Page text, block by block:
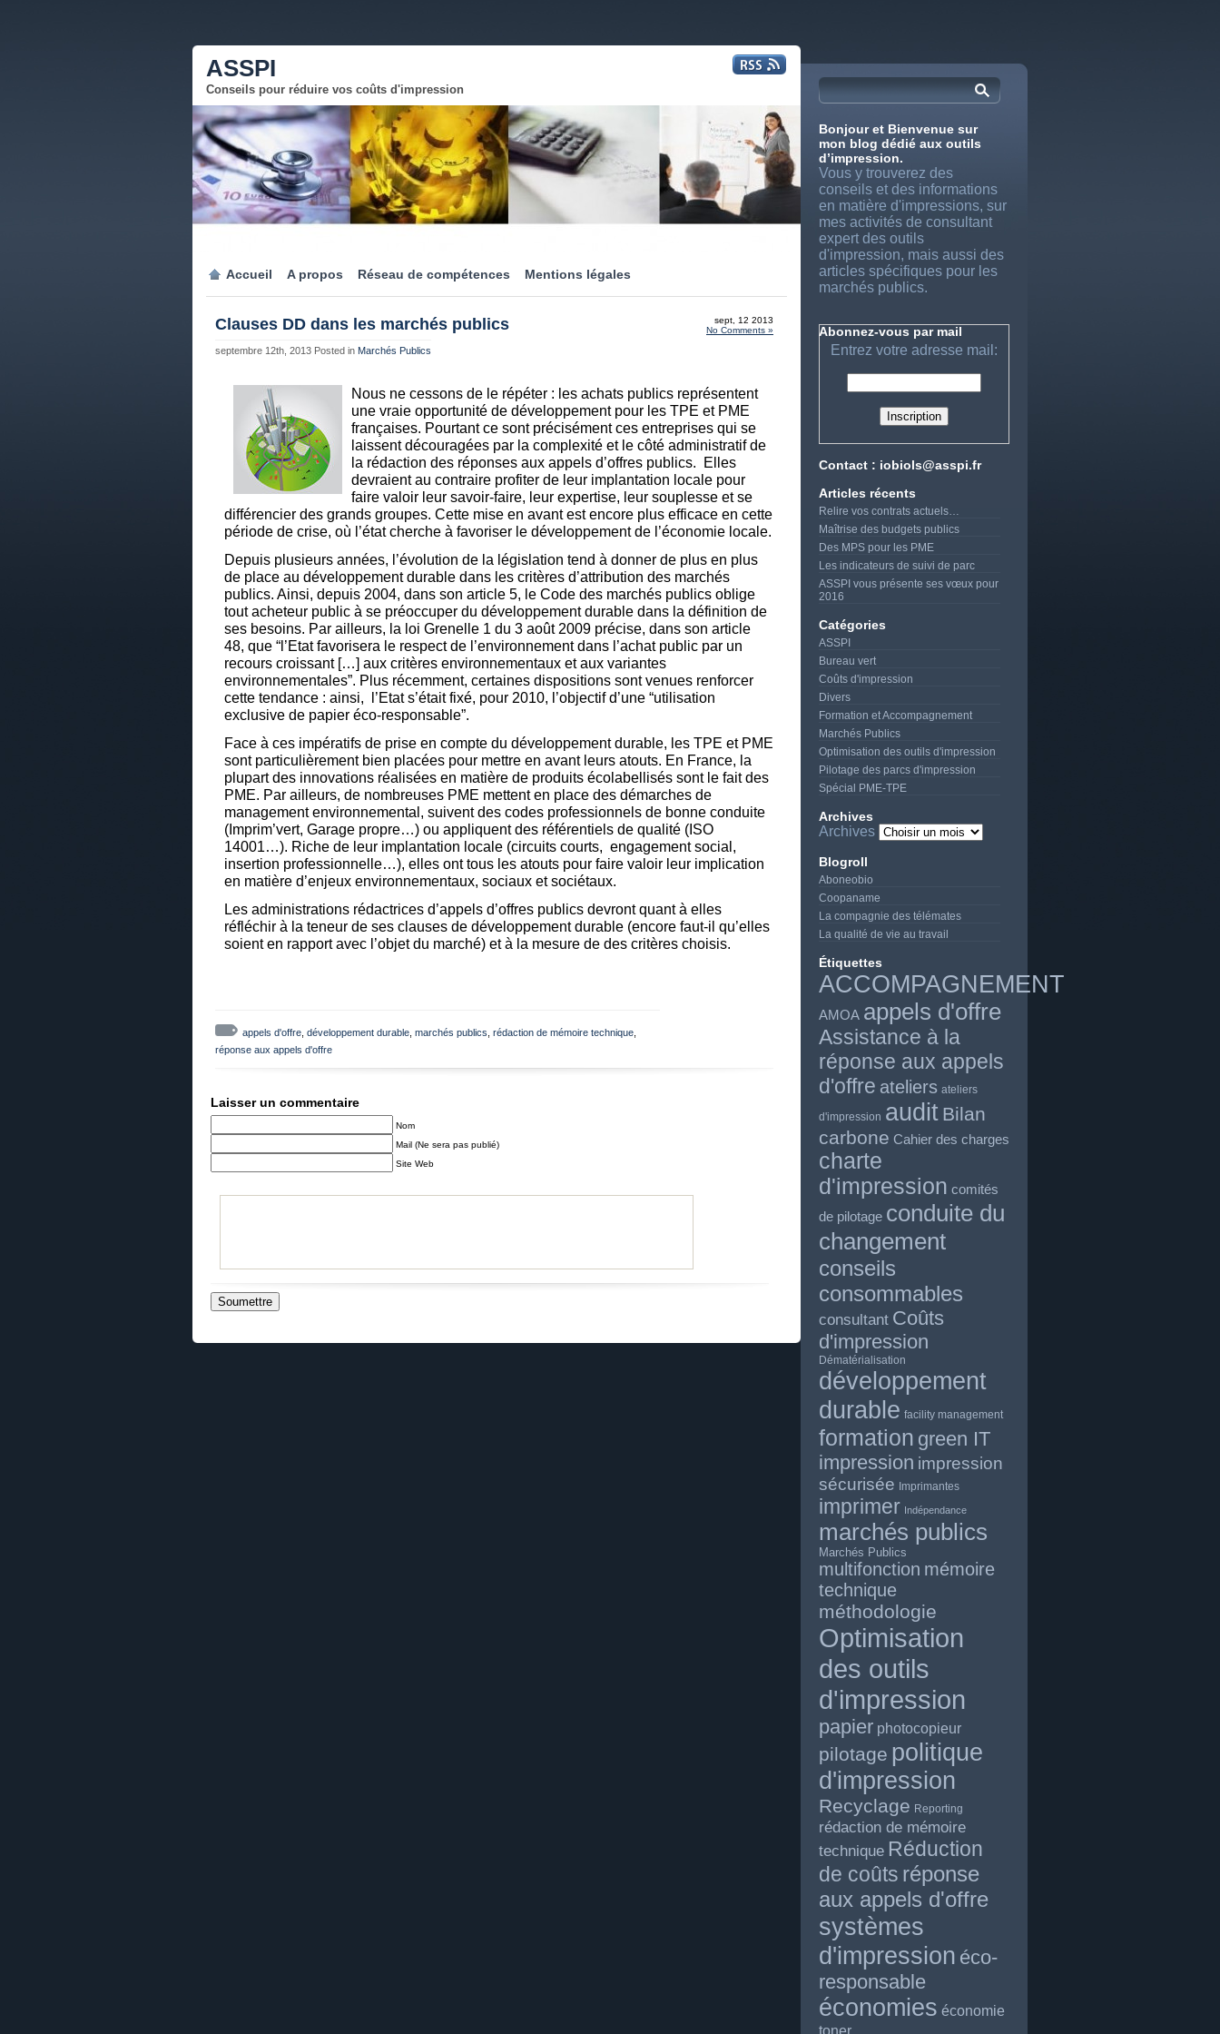
ASSPI
Conseils pour réduire vos coûts d'impression
Accueil A propos Réseau de compétences Mentions légales
Clauses DD dans les marchés publics
septembre 12th, 2013 Posted in Marchés Publics
sept, 12 2013
No Comments »
Nous ne cessons de le répéter : les achats publics représentent
une vraie opportunité de développement pour les TPE et PME
françaises. Pourtant ce sont précisément ces entreprises qui se
laissent découragées par la complexité et le côté administratif de
la rédaction des réponses aux appels d’offres publics. Elles
devraient au contraire profiter de leur implantation locale pour
faire valoir leur savoir-faire, leur expertise, leur souplesse et se
différencier des grands groupes. Cette mise en avant est encore plus efficace en cette
période de crise, où l’état cherche à favoriser le développement de l’économie locale.
Depuis plusieurs années, l’évolution de la législation tend à donner de plus en plus
de place au développement durable dans les critères d’attribution des marchés
publics. Ainsi, depuis 2004, dans son article 5, le Code des marchés publics oblige
tout acheteur public à se préoccuper du développement durable dans la définition de
ses besoins. Par ailleurs, la loi Grenelle 1 du 3 août 2009 précise, dans son article
48, que “l’Etat favorisera le respect de l’environnement dans l’achat public par un
recours croissant […] aux critères environnementaux et aux variantes
environnementales”. Plus récemment, certaines dispositions sont venues renforcer
cette tendance : ainsi, l’Etat s’était fixé, pour 2010, l’objectif d’une “utilisation
exclusive de papier éco-responsable”.
Face à ces impératifs de prise en compte du développement durable, les TPE et PME
sont particulièrement bien placées pour mettre en avant leurs atouts. En France, la
plupart des innovations réalisées en matière de produits écolabellisés sont le fait des
PME. Par ailleurs, de nombreuses PME mettent en place des démarches de
management environnemental, suivent des codes professionnels de bonne conduite
(Imprim’vert, Garage propre…) ou appliquent des référentiels de qualité (ISO
14001…). Riche de leur implantation locale (circuits courts, engagement social,
insertion professionnelle…), elles ont tous les atouts pour faire valoir leur implication
en matière d’enjeux environnementaux, sociaux et sociétaux.
Les administrations rédactrices d’appels d’offres publics devront quant à elles
réfléchir à la teneur de ses clauses de développement durable (encore faut-il qu’elles
soient en rapport avec l’objet du marché) et à la mesure de des critères choisis.
appels d'offre développement durable marchés publics rédaction de mémoire technique
réponse aux appels d'offre
Laisser un commentaire
Nom
Mail (Ne sera pas publié)
Site Web
Bonjour et Bienvenue sur
mon blog dédié aux outils
d’impression.
Vous y trouverez des
conseils et des informations
en matière d'impressions, sur
mes activités de consultant
expert des outils
d'impression, mais aussi des
articles spécifiques pour les
marchés publics.
Abonnez-vous par mail
Entrez votre adresse mail:
Contact : iobiols@asspi.fr
Articles récents
Relire vos contrats actuels…
Maîtrise des budgets publics
Des MPS pour les PME
Les indicateurs de suivi de parc
ASSPI vous présente ses vœux pour
2016
Catégories
ASSPI
Bureau vert
Coûts d'impression
Divers
Formation et Accompagnement
Marchés Publics
Optimisation des outils d'impression
Pilotage des parcs d'impression
Spécial PME-TPE
Archives
Archives
Blogroll
Aboneobio
Coopaname
La compagnie des télémates
La qualité de vie au travail
Étiquettes
ACCOMPAGNEMENT
AMOA appels d'offre
Assistance à la
réponse aux appels
d'offre ateliers ateliers
d'impression audit Bilan
carbone Cahier des charges
charte
d'impression comités
de pilotage conduite du
changement
conseils
consommables
consultant Coûts
d'impression
Dématérialisation
développement
durable facility management
formation green IT
impression impression
sécurisée
Imprimantes
imprimer Indépendance
marchés publics
Marchés Publics
multifonction mémoire
technique
méthodologie
Optimisation
des outils
d'impression
papier photocopieur
pilotage politique
d'impression
Recyclage Reporting
rédaction de mémoire
technique Réduction
de coûts réponse
aux appels d'offre
systèmes
d'impression éco-
responsable
économies économie
toner